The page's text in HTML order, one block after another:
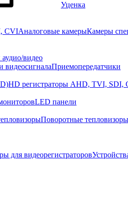
Уценка
CVIАналоговые камерыКамеры
аудио/видео
видеосигналаПриемопередатчики
HD регистраторы AHD, TVI,
LED панели
Поворотные тепловизоры
для видеорегистраторов